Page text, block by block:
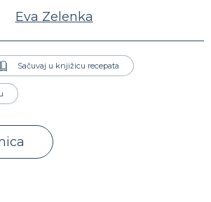
Eva Zelenka
Sačuvaj u knjižicu recepata